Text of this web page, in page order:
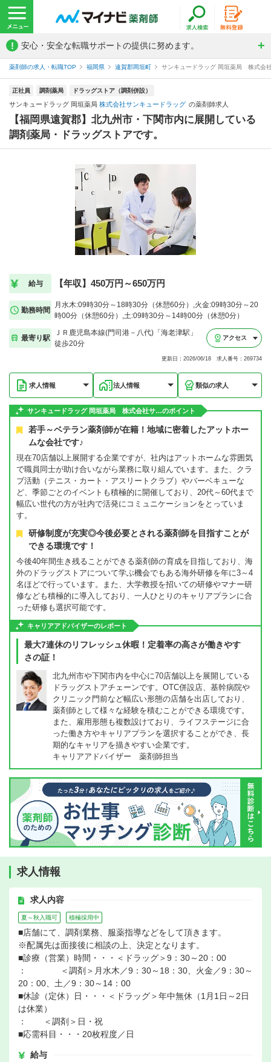
! 安心・安全な転職サポートの提供に努めます。
薬剤師の求人・転職TOP 福岡県 遠賀郡岡垣町 サンキュードラッグ 岡垣薬局 株式会
正社員 調剤薬局 ドラッグストア（調剤併設）
サンキュードラッグ 岡垣薬局 株式会社サンキュードラッグ の薬剤師求人
【福岡県遠賀郡】北九州市・下関市内に展開している
調剤薬局・ドラッグストアです。
給与 【年収】450万円～650万円
勤務時間
月水木:09時30分～18時30分（休憩60分）,火金:09時30分～20
時00分（休憩60分）,土:09時30分～14時00分（休憩0分）
最寄り駅
ＪＲ鹿児島本線(門司港－八代)「海老津駅」
徒歩20分
アクセス
更新日：2026/06/18 求人番号：269734
求人情報 法人情報 類似の求人
サンキュードラッグ 岡垣薬局 株式会社サ…のポイント
若手～ベテラン薬剤師が在籍！地域に密着したアットホー
ムな会社です♪
現在70店舗以上展開する企業ですが、社内はアットホームな雰囲気
で職員同士が助け合いながら業務に取り組んでいます。また、クラ
ブ活動（テニス・カート・アスリートクラブ）やバーベキューな
ど、季節ごとのイベントも積極的に開催しており、20代～60代まで
幅広い世代の方が社内で活発にコミュニケーションをとっていま
す。
研修制度が充実◎今後必要とされる薬剤師を目指すことが
できる環境です！
今後40年間生き残ることができる薬剤師の育成を目指しており、海
外のドラッグストアについて学ぶ機会でもある海外研修を年に3～4
名ほどで行っています。また、大学教授を招いての研修やマナー研
修なども積極的に導入しており、一人ひとりのキャリアプランに合
った研修も選択可能です。
キャリアアドバイザーのレポート
最大7連休のリフレッシュ休暇！定着率の高さが働きやす
さの証！
北九州市や下関市内を中心に70店舗以上を展開している
ドラッグストアチェーンです。OTC併設店、基幹病院や
クリニック門前など幅広い形態の店舗を出店しており、
薬剤師として様々な経験を積むことができる環境です。
また、雇用形態も複数設けており、ライフステージに合
った働き方やキャリアプランを選択することができ、長
期的なキャリアを描きやすい企業です。
キャリアアドバイザー 薬剤師担当
求人情報
求人内容
夏～秋入職可 積極採用中
■店舗にて、調剤業務、服薬指導などをして頂きます。
※配属先は面接後に相談の上、決定となります。
■診療（営業）時間・・・＜ドラッグ＞9：30～20：00
： ＜調剤＞月水木／9：30～18：30、火金／9：30～
20：00、土／9：30～14：00
■休診（定休）日・・・＜ドラッグ＞年中無休（1月1日～2日
は休業）
： ＜調剤＞日・祝
■応需科目・・・20枚程度／日
給与